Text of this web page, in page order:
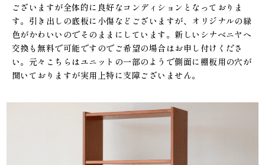
ございますが全体的に良好なコンディションとなっておりま
す。引き出しの底板に小傷などございますが、オリジナルの緑
色がかわいいのでそのままにしています。新しいシナベニヤへ
交換も無料で可能ですのでご希望の場合はお申し付けくださ
い。元々こちらはユニットの一部のようで側面に棚板用の穴が
開いておりますが実用上特に支障ございません。